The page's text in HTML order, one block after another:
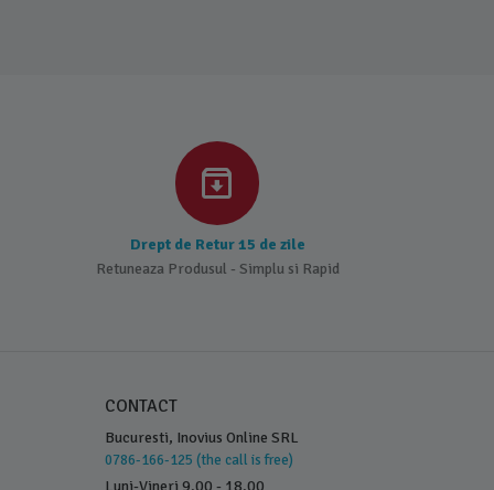
Drept de Retur 15 de zile
Retuneaza Produsul - Simplu si Rapid
CONTACT
Bucuresti, Inovius Online SRL
0786-166-125 (the call is free)
Luni-Vineri 9.00 - 18.00